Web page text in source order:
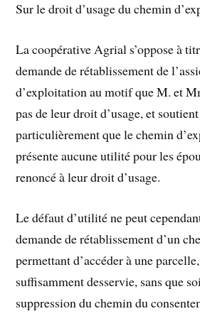
Sur le droit d’usage du chemin
La coopérative Agrial s’oppose à
demande de rétablissement de
d’exploitation au motif que M. et
pas de leur droit d’usage, et
particulièrement que le chemin
présente aucune utilité pour les
renoncé à leur droit d’usage.
Le défaut d’utilité ne peut
demande de rétablissement d’un
permettant d’accéder à une
suffisamment desservie, sans que
suppression du chemin du